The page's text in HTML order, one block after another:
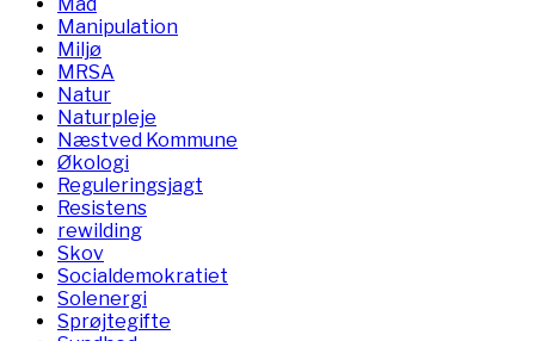
Manipulation
Miljø
MRSA
Natur
Naturpleje
Næstved Kommune
Økologi
Reguleringsjagt
Resistens
rewilding
Skov
Socialdemokratiet
Solenergi
Sprøjtegifte